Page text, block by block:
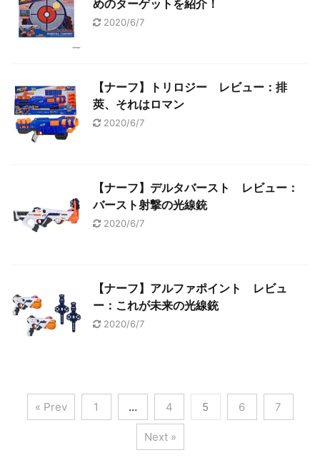
めのターゲットを紹介！
2020/6/7
【ナーフ】トリロジー レビュー：排
莢、それはロマン
2020/6/7
【ナーフ】デルタバースト レビュー：
バースト射撃の光線銃
2020/6/7
【ナーフ】アルファポイント レビュ
ー：これが未来の光線銃
2020/6/7
« Prev 1 … 4 5 6 7
Next »